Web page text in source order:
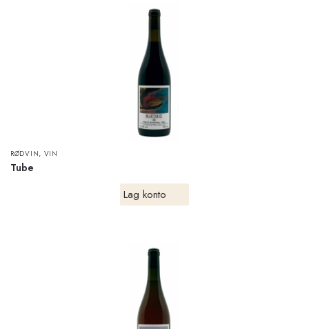
RØDVIN, VIN
Tube
Lag konto